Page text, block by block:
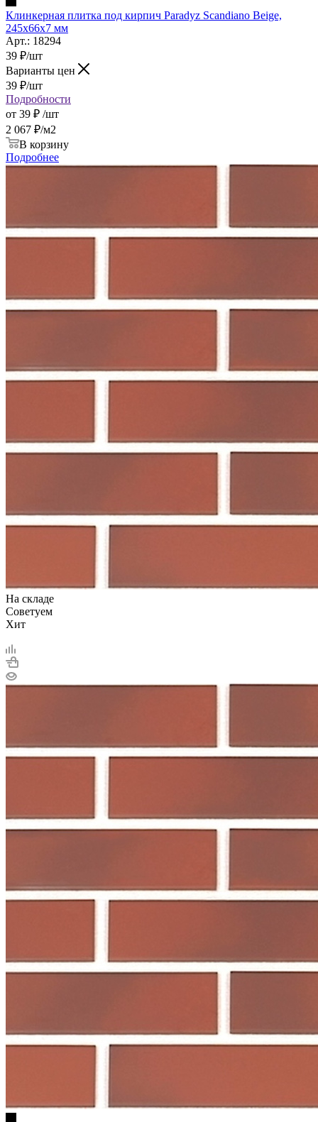
Клинкерная плитка под кирпич Paradyz Scandiano Beige,
245x66x7 мм
Арт.: 18294
39 ₽/шт
Варианты цен
39 ₽/шт
Подробности
от 39 ₽ /шт
2 067 ₽/м2
В корзину
Подробнее
На складе
Советуем
Хит